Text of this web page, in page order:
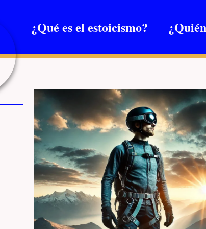
¿Qué es el estoicismo?